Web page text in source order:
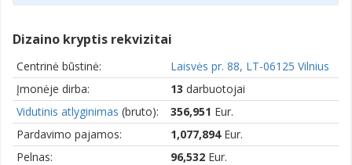
Dizaino kryptis rekvizitai
Centrinė būstinė:
Laisvės pr. 88, LT-06125 Vilnius
Įmonėje dirba:
13 darbuotojai
Vidutinis atlyginimas (bruto): 356,951 Eur.
Pardavimo pajamos:
1,077,894Eur.
Pelnas:
96,532 Eur.